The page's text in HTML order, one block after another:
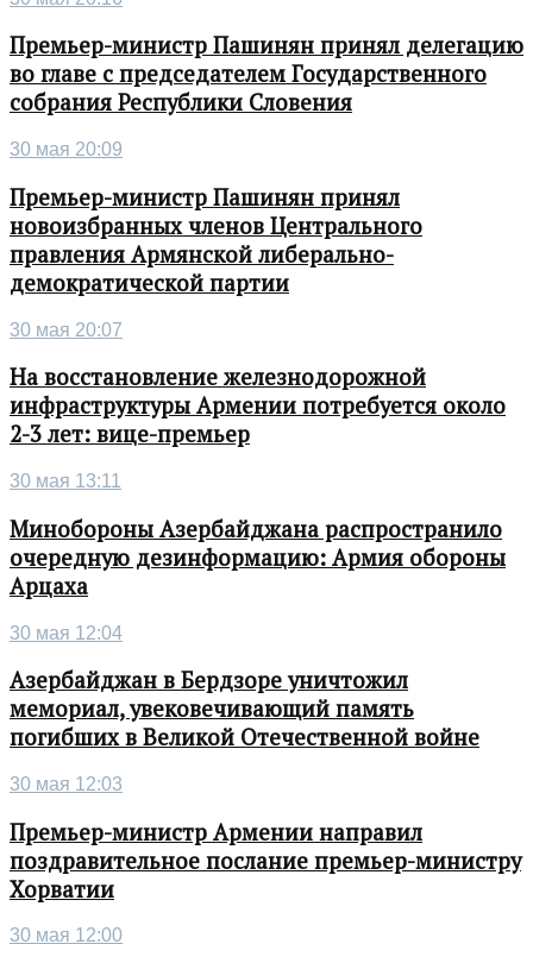
Премьер-министр Пашинян принял делегацию
во главе с председателем Государственного
собрания Республики Словения
30 мая 20:09
Премьер-министр Пашинян принял
новоизбранных членов Центрального
правления Армянской либерально-
демократической партии
30 мая 20:07
На восстановление железнодорожной
инфраструктуры Армении потребуется около
2-3 лет: вице-премьер
30 мая 13:11
Минобороны Азербайджана распространило
очередную дезинформацию: Армия обороны
Арцаха
30 мая 12:04
Азербайджан в Бердзоре уничтожил
мемориал, увековечивающий память
погибших в Великой Отечественной войне
30 мая 12:03
Премьер-министр Армении направил
поздравительное послание премьер-министру
Хорватии
30 мая 12:00